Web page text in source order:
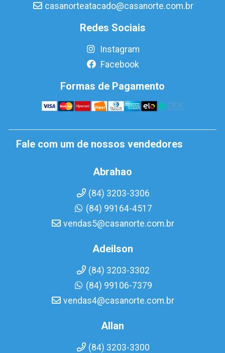
casanorteatacado@casanorte.com.br
Redes Sociais
Instagram
Facebook
Formas de Pagamento
Fale com um de nossos vendedores
Abrahao
(84) 3203-3306
(84) 99164-4517
vendas5@casanorte.com.br
Adeilson
(84) 3203-3302
(84) 99106-7379
vendas4@casanorte.com.br
Allan
(84) 3203-3300